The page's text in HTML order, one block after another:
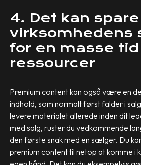
4. Det kan spare
virksomhedens
for en masse tid
ressourcer
Premium content kan også være en
indhold, som normalt først falder i
levere materialet allerede inden dit
med salg, ruster du vedkommende
den første snak med en sælger. Du
premium content til netop at komme i